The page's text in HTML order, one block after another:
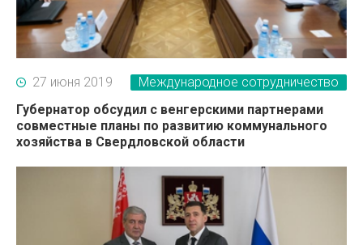
Международное сотрудничество
27 июня 2019
Губернатор обсудил с венгерскими партнерами
совместные планы по развитию коммунального
хозяйства в Свердловской области